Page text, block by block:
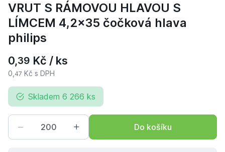
VRUT S RÁMOVOU HLAVOU S
LÍMCEM 4,2x35 čočková hlava
philips
0,39 Kč / ks
0, 47 Kč s DPH
Skladem 6 266 ks
Do košíku